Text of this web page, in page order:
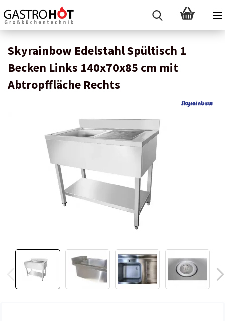
Skyrainbow Edelstahl Spültisch 1
Becken Links 140x70x85 cm mit
Abtropffläche Rechts